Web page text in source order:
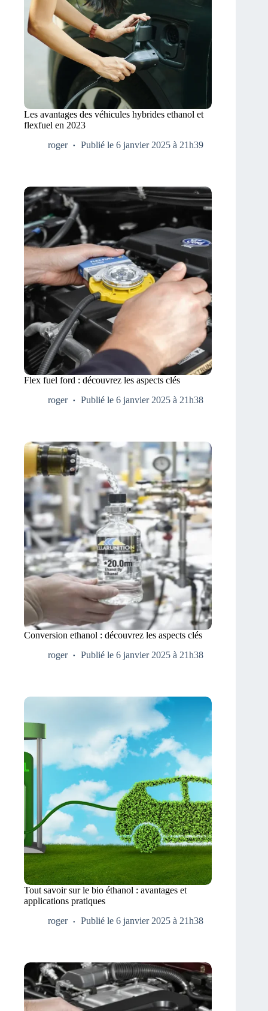
Les avantages des véhicules hybrides ethanol et
flexfuel en 2023
roger
Publié le 6 janvier 2025 à 21h39
Flex fuel ford : découvrez les aspects clés
roger
Publié le 6 janvier 2025 à 21h38
Conversion ethanol : découvrez les aspects clés
roger
Publié le 6 janvier 2025 à 21h38
Tout savoir sur le bio éthanol : avantages et
applications pratiques
roger
Publié le 6 janvier 2025 à 21h38